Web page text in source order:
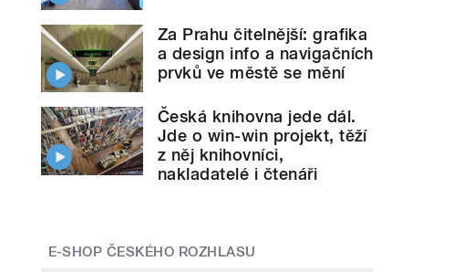
Za Prahu čitelnější: grafika
a design info a navigačních
prvků ve městě se mění
Česká knihovna jede dál.
Jde o win-win projekt, těží
z něj knihovníci,
nakladatelé i čtenáři
E-SHOP ČESKÉHO ROZHLASU